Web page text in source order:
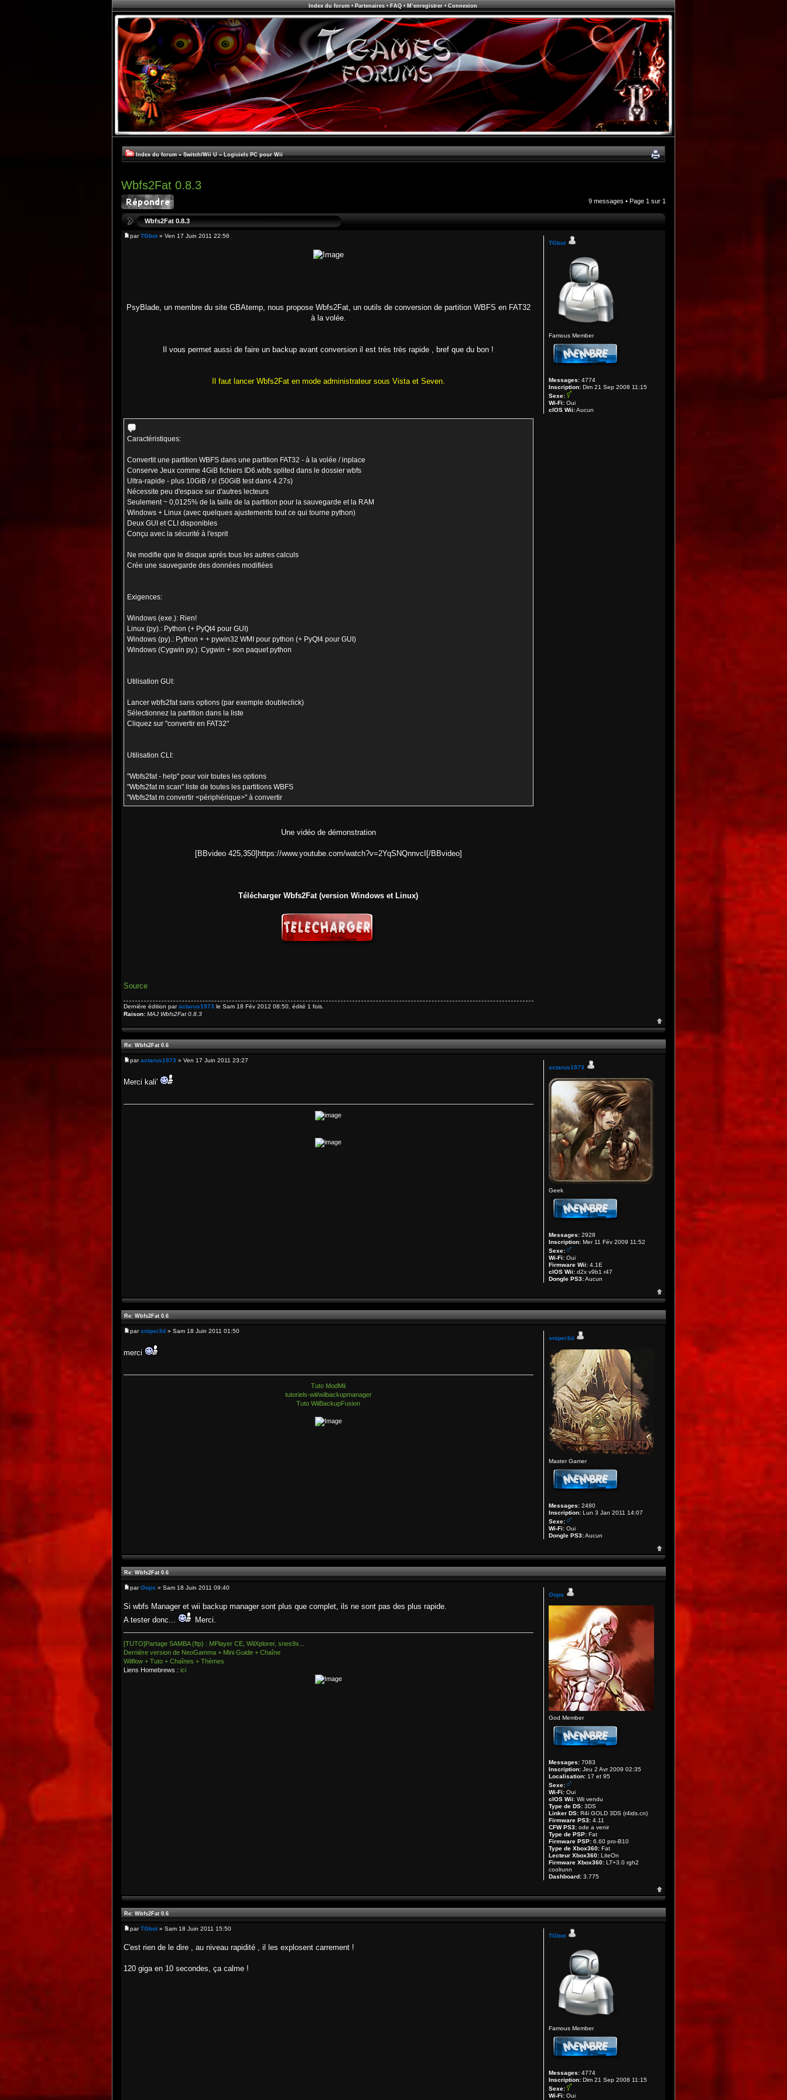
Index du forum• Partenaires• FAQ• M’enregistrer• Connexion
Index du forum » Switch/Wii U » Logiciels PC pour Wii
Wbfs2Fat 0.8.3
9 messages • Page 1 sur 1
Wbfs2Fat 0.8.3
parTGbot» Ven 17 Juin 2011 22:56
PsyBlade, un membre du site GBAtemp, nous propose Wbfs2Fat, un outils de conversion de partition WBFS en FAT32
à la volée.
Il vous permet aussi de faire un backup avant conversion il est très très rapide , bref que du bon !
Il faut lancer Wbfs2Fat en mode administrateur sous Vista et Seven.
Caractéristiques:
Convertit une partition WBFS dans une partition FAT32 - à la volée / inplace
Conserve Jeux comme 4GiB fichiers ID6.wbfs splited dans le dossier wbfs
Ultra-rapide - plus 10GiB / s! (50GiB test dans 4.27s)
Nécessite peu d'espace sur d'autres lecteurs
Seulement ~ 0,0125% de la taille de la partition pour la sauvegarde et la RAM
Windows + Linux (avec quelques ajustements tout ce qui tourne python)
Deux GUI et CLI disponibles
Conçu avec la sécurité à l'esprit
Ne modifie que le disque après tous les autres calculs
Crée une sauvegarde des données modifiées
Exigences:
Windows (exe.): Rien!
Linux (py).: Python (+ PyQt4 pour GUI)
Windows (py).: Python + + pywin32 WMI pour python (+ PyQt4 pour GUI)
Windows (Cygwin py.): Cygwin + son paquet python
Utilisation GUI:
Lancer wbfs2fat sans options (par exemple doubleclick)
Sélectionnez la partition dans la liste
Cliquez sur "convertir en FAT32"
Utilisation CLI:
"Wbfs2fat - help" pour voir toutes les options
"Wbfs2fat m scan" liste de toutes les partitions WBFS
"Wbfs2fat m convertir <périphérique>" à convertir
Une vidéo de démonstration
[BBvideo 425,350]https://www.youtube.com/watch?v=2YqSNQnnvcI[/BBvideo]
Télécharger Wbfs2Fat (version Windows et Linux)
Source
Dernière édition paractarus1973 le Sam 18 Fév 2012 08:50, édité 1 fois.
Raison: MAJ Wbfs2Fat 0.8.3
TGbot
Famous Member
Messages: 4774
Inscription: Dim 21 Sep 2008 11:15
Sexe:
Wi-Fi: Oui
cIOS Wii:Aucun
Re: Wbfs2Fat 0.6
paractarus1973 » Ven 17 Juin 2011 23:27
Merci kali'
actarus1973
Geek
Messages: 2928
Inscription: Mer 11 Fév 2009 11:52
Sexe:
Wi-Fi: Oui
Firmware Wii: 4.1E
cIOS Wii: d2x v9b1 r47
Dongle PS3:Aucun
Re: Wbfs2Fat 0.6
parsniper3d » Sam 18 Juin 2011 01:50
merci
Tuto ModMii
tutoriels-wii/wiibackupmanager
Tuto WiiBackupFusion
sniper3d
Master Gamer
Messages: 2480
Inscription: Lun 3 Jan 2011 14:07
Sexe:
Wi-Fi: Oui
Dongle PS3:Aucun
Re: Wbfs2Fat 0.6
parOops » Sam 18 Juin 2011 09:40
Si wbfs Manager et wii backup manager sont plus que complet, ils ne sont pas des plus rapide.
A tester donc...
Merci.
[TUTO]Partage SAMBA (ftp) : MPlayer CE, WiiXplorer, snes9x...
Dernière version de NeoGamma + Mini Guide + Chaîne
Wiiflow + Tuto + Chaînes + Thèmes
Liens Homebrews : ici
Oops
God Member
Messages: 7083
Inscription: Jeu 2 Avr 2009 02:35
Localisation: 17 et 95
Sexe:
Wi-Fi: Oui
cIOS Wii: Wii vendu
Type de DS: 3DS
Linker DS: R4i GOLD 3DS (r4ids.cn)
Firmware PS3: 4.11
CFW PS3: ode a venir
Type de PSP: Fat
Firmware PSP: 6.60 pro-B10
Type de Xbox360: Fat
Lecteur Xbox360: LiteOn
Firmware Xbox360: LT+3.0 rgh2
coolrunn
Dashboard: 3.775
Re: Wbfs2Fat 0.6
parTGbot» Sam 18 Juin 2011 15:50
C'est rien de le dire , au niveau rapidité , il les explosent carrement !
120 giga en 10 secondes, ça calme !
TGbot
Famous Member
Messages: 4774
Inscription: Dim 21 Sep 2008 11:15
Sexe:
Wi-Fi: Oui